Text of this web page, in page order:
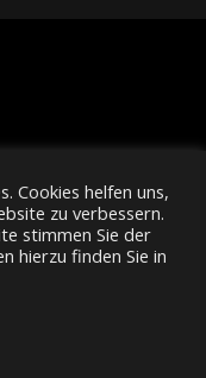
Cookies helfen uns,
zu verbessern.
stimmen Sie der
hierzu finden Sie in